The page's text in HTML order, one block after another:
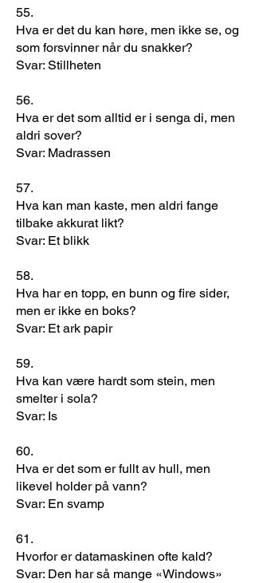
55.
Hva er det du kan høre, men ikke se, og
som forsvinner når du snakker?
Svar: Stillheten
56.
Hva er det som alltid er i senga di, men
aldri sover?
Svar: Madrassen
57.
Hva kan man kaste, men aldri fange
tilbake akkurat likt?
Svar: Et blikk
58.
Hva har en topp, en bunn og fire sider,
men er ikke en boks?
Svar: Et ark papir
59.
Hva kan være hardt som stein, men
smelter i sola?
Svar: Is
60.
Hva er det som er fullt av hull, men
likevel holder på vann?
Svar: En svamp
61.
Hvorfor er datamaskinen ofte kald?
Svar: Den har så mange «Windows»